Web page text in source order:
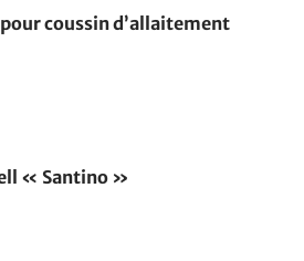
coussin d’allaitement
« Santino »